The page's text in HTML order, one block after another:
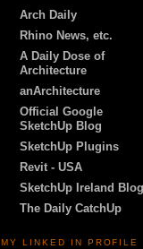
Arch Daily
Rhino News, etc.
A Daily Dose of
Architecture
anArchitecture
Official Google
SketchUp Blog
SketchUp Plugins
Revit - USA
SketchUp Ireland Blog
The Daily CatchUp
MY LINKED IN PROFILE